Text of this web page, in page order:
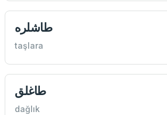
طاشلره
taşlara
طاغلق
dağlık